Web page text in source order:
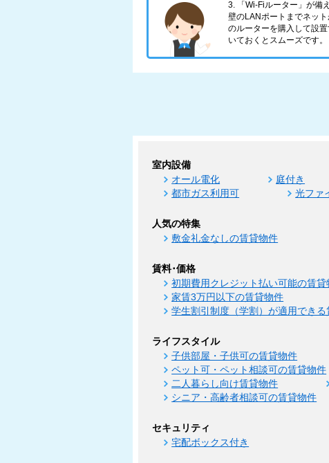
3. 「Wi-Fiルーター」が備
壁のLANポートまでネッ
のルーターを購入して設
いておくとスムーズです。
室内設備
オール電化 庭付き
都市ガス利用可
光ファ
人気の特集
敷金礼金なしの賃貸物件
賃料･価格
初期費用クレジット払い可能の賃貸
家賃3万円以下の賃貸物件
学生割引制度（学割）が適用できる
ライフスタイル
子供部屋・子供可の賃貸物件
ペット可・ペット相談可の賃貸物件
二人暮らし向け賃貸物件
シニア・高齢者相談可の賃貸物件
セキュリティ
宅配ボックス付き